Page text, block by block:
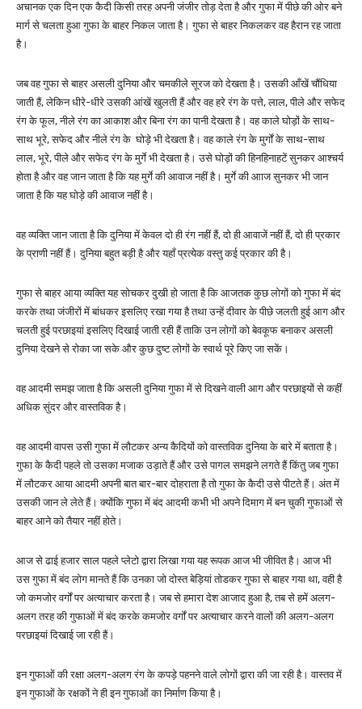
अचानक एक दिन एक कैदी किसी तरह अपनी जंजीर तोड़ देता है और गुफा में पीछे की ओर बने
मार्ग से चलता हुआ गुफा के बाहर निकल जाता है। गुफा से बाहर निकलकर वह हैरान रह जाता
है।
जब वह गुफा से बाहर असली दुनिया और चमकीले सूरज को देखता है। उसकी आँखें चौंधिया
जाती हैं, लेकिन धीरे-धीरे उसकी आंखें खुलती हैं और वह हरे रंग के पत्ते, लाल, पीले और सफेद
रंग के फूल, नीले रंग का आकाश और बिना रंग का पानी देखता है। वह काले घोड़ों के साथ-
साथ भूरे, सफेद और नीले रंग के घोड़े भी देखता है। वह काले रंग के मुर्गों के साथ-साथ
लाल, भूरे, पीले और सफेद रंग के मुर्गे भी देखता है। उसे घोड़ों की हिनहिनाहटें सुनकर आश्चर्य
होता है और वह जान जाता है कि यह मुर्गे की आवाज नहीं है। मुर्गे की आाज सुनकर भी जान
जाता है कि यह घोड़े की आवाज नहीं है।
वह व्यक्ति जान जाता है कि दुनिया में केवल दो ही रंग नहीं हैं, दो ही आवाजें नहीं हैं, दो ही प्रकार
के प्राणी नहीं हैं। दुनिया बहुत बड़ी है और यहाँ प्रत्येक वस्तु कई प्रकार की है।
गुफा से बाहर आया व्यक्ति यह सोचकर दुखी हो जाता है कि आजतक कुछ लोगों को गुफा में बंद
करके तथा जंजीरों में बांधकर इसलिए रखा गया है तथा उन्हें दीवार के पीछे जलती हुई आग और
चलती हुई परछाइयां इसलिए दिखाई जाती रही हैं ताकि उन लोगों को बेवकूफ बनाकर असली
दुनिया देखने से रोका जा सके और कुछ दुष्ट लोगों के स्वार्थ पूरे किए जा सकें।
वह आदमी समझ जाता है कि असली दुनिया गुफा में से दिखने वाली आग और परछाइयों से कहीं
अधिक सुंदर और वास्तविक है।
वह आदमी वापस उसी गुफा में लौटकर अन्य कैदियों को वास्तविक दुनिया के बारे में बताता है।
गुफा के कैदी पहले तो उसका मजाक उड़ाते हैं और उसे पागल समझने लगते हैं किंतु जब गुफा
में लौटकर आया आदमी अपनी बात बार-बार दोहराता है तो गुफा के कैदी उसे पीटते हैं। अंत में
उसकी जान ले लेते हैं। क्योंकि गुफा में बंद आदमी कभी भी अपने दिमाग में बन चुकी गुफाओं से
बाहर आने को तैयार नहीं होते।
आज से ढाई हजार साल पहले प्लेटो द्वारा लिखा गया यह रूपक आज भी जीवित है। आज भी
उस गुफा में बंद लोग मानते हैं कि उनका जो दोस्त बेड़ियां तोडकर गुफा से बाहर गया था, वही है
जो कमजोर वर्गों पर अत्याचार करता है। जब से हमारा देश आजाद हुआ है, तब से हमें अलग-
अलग तरह की गुफाओं में बंद करके कमजोर वर्गों पर अत्याचार करने वालों की अलग-अलग
परछाइयां दिखाई जा रही हैं।
इन गुफाओं की रक्षा अलग-अलग रंग के कपड़े पहनने वाले लोगों द्वारा की जा रही है। वास्तव में
इन गुफाओं के रक्षकों ने ही इन गुफाओं का निर्माण किया है।